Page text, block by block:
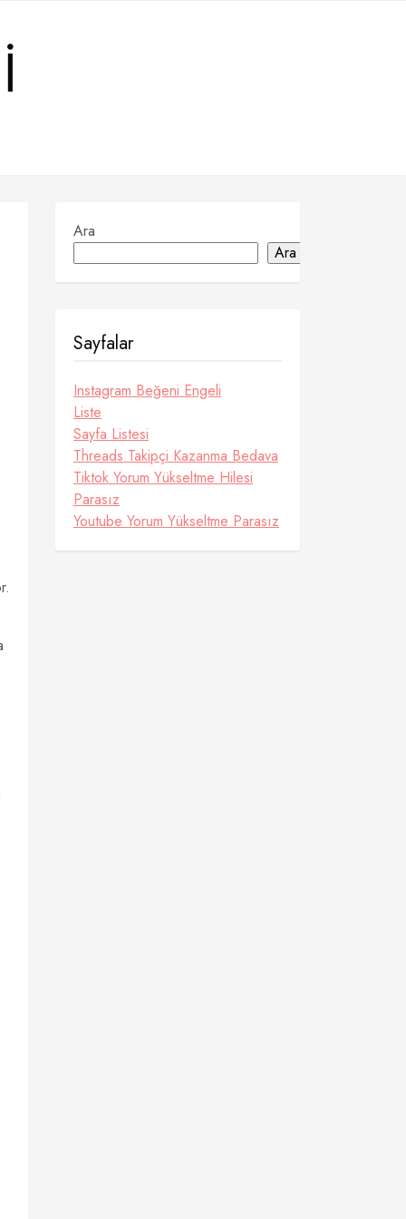
Ara
Ara
Sayfalar
Instagram Beğeni Engeli
Liste
Sayfa Listesi
Threads Takipçi Kazanma Bedava
Tiktok Yorum Yükseltme Hilesi
Parasız
Youtube Yorum Yükseltme Parasız